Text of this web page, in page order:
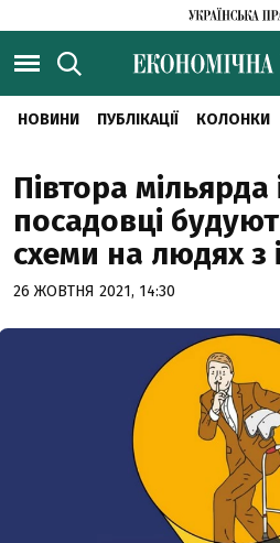
НОВИНИ ПУБЛІКАЦІЇ КОЛОНКИ
Півтора мільярда
посадовці
схеми на людях з
26 ЖОВТНЯ 2021, 14:30